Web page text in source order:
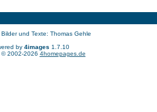
und Texte: Thomas Gehle
by 4images 1.7.10
© 2002-2026 4homepages.de